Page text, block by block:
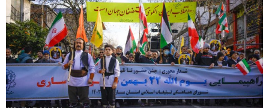
انقلاب
در
ساری+
حاشیه
مراسم